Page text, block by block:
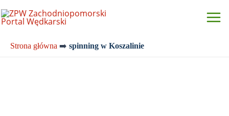
do
Strona główna ➡️ spinning w Koszalinie